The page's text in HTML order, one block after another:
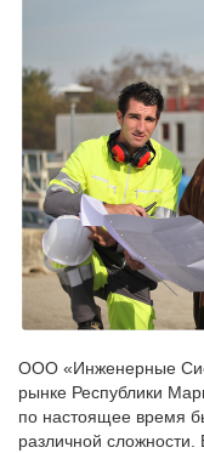
ООО «Инженерные
рынке Республики
по настоящее время
различной